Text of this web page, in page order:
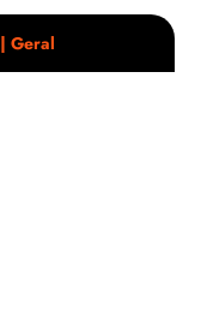
|Geral